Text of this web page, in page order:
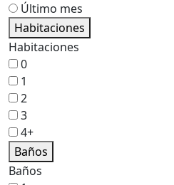
Último mes
Habitaciones
Habitaciones
0
1
2
3
4+
Baños
Baños